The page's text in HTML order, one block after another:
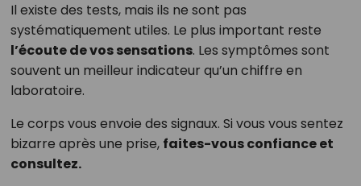
Il existe des tests, mais ils ne sont pas
systématiquement utiles. Le plus important reste
l’écoute de vos sensations. Les symptômes sont
souvent un meilleur indicateur qu’un chiffre en
laboratoire.
Le corps vous envoie des signaux. Si vous vous sentez
bizarre après une prise, faites-vous confiance et
consultez.